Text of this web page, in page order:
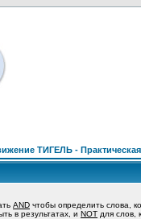
ТИГЕЛЬ -
AND чтобы определить слова,
в результатах, и NOT для слов,